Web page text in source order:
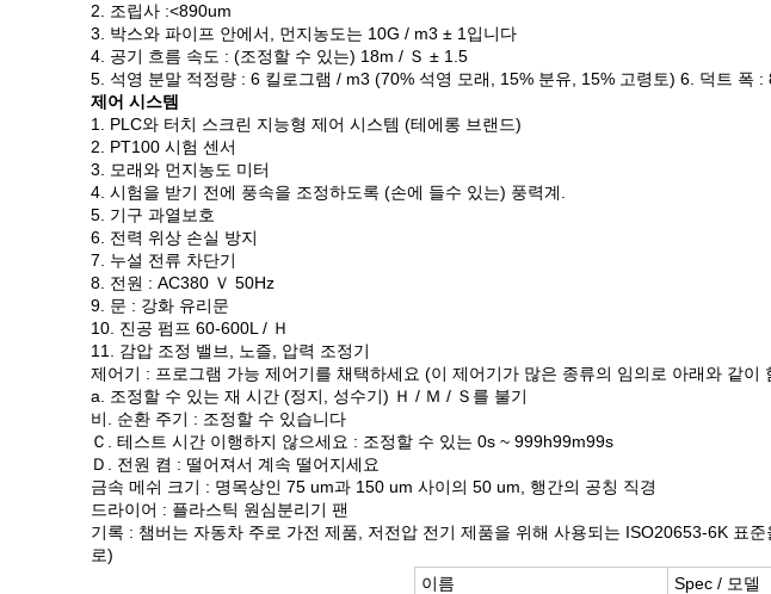
2. 조립사 :<890um
3. 박스와 파이프 안에서, 먼지농도는 10G / m3 ± 1입니다
4. 공기 흐름 속도 : (조정할 수 있는) 18m / Ｓ ± 1.5
5. 석영 분말 적정량 : 6 킬로그램 / m3 (70% 석영 모래, 15% 분유, 15% 고령토) 6. 덕트 폭 :
제어 시스템
1. PLC와 터치 스크린 지능형 제어 시스템 (테에롱 브랜드)
2. PT100 시험 센서
3. 모래와 먼지농도 미터
4. 시험을 받기 전에 풍속을 조정하도록 (손에 들수 있는) 풍력계.
5. 기구 과열보호
6. 전력 위상 손실 방지
7. 누설 전류 차단기
8. 전원 : AC380 Ｖ 50Hz
9. 문 : 강화 유리문
10. 진공 펌프 60-600L / Ｈ
11. 감압 조정 밸브, 노즐, 압력 조정기
제어기 : 프로그램 가능 제어기를 채택하세요 (이 제어기가 많은 종류의 임의로 아래와 같이
a. 조정할 수 있는 재 시간 (정지, 성수기) Ｈ / Ｍ / Ｓ를 불기
비. 순환 주기 : 조정할 수 있습니다
Ｃ. 테스트 시간 이행하지 않으세요 : 조정할 수 있는 0s ~ 999h99m99s
Ｄ. 전원 켬 : 떨어져서 계속 떨어지세요
금속 메쉬 크기 : 명목상인 75 um과 150 um 사이의 50 um, 행간의 공칭 직경
드라이어 : 플라스틱 원심분리기 팬
기록 : 챔버는 자동차 주로 가전 제품, 저전압 전기 제품을 위해 사용되는 ISO20653-6K 표
로)
이름
Spec / 모델